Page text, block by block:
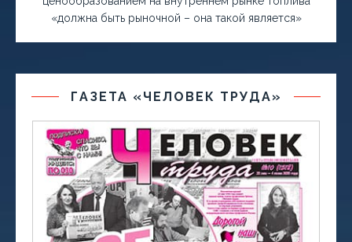
«должна быть рыночной – она такой является»
ГАЗЕТА «ЧЕЛОВЕК ТРУДА»